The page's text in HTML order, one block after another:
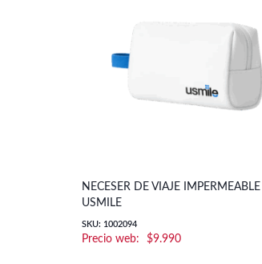
NECESER DE VIAJE IMPERMEABLE |
USMILE
SKU: 1002094
$9.990